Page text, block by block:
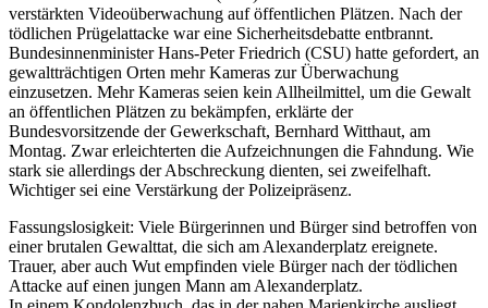
verstärkten Videoüberwachung auf öffentlichen Plätzen. Nach der
tödlichen Prügelattacke war eine Sicherheitsdebatte entbrannt.
Bundesinnenminister Hans-Peter Friedrich (CSU) hatte gefordert, an
gewaltträchtigen Orten mehr Kameras zur Überwachung
einzusetzen. Mehr Kameras seien kein Allheilmittel, um die Gewalt
an öffentlichen Plätzen zu bekämpfen, erklärte der
Bundesvorsitzende der Gewerkschaft, Bernhard Witthaut, am
Montag. Zwar erleichterten die Aufzeichnungen die Fahndung. Wie
stark sie allerdings der Abschreckung dienten, sei zweifelhaft.
Wichtiger sei eine Verstärkung der Polizeipräsenz.
Fassungslosigkeit: Viele Bürgerinnen und Bürger sind betroffen von
einer brutalen Gewalttat, die sich am Alexanderplatz ereignete.
Trauer, aber auch Wut empfinden viele Bürger nach der tödlichen
Attacke auf einen jungen Mann am Alexanderplatz.